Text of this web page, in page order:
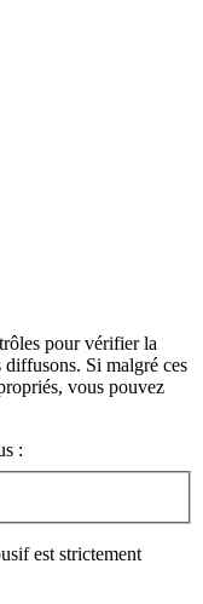
pour vérifier la
Si malgré ces
vous pouvez
:
est strictement